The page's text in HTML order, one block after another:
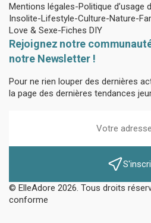
Mentions légales Politique d’usage
Insolite Lifestyle Culture Nature
Love & Sexe Fiches DIY
Rejoignez notre
notre Newsletter !
Pour ne rien louper des dernières
la page des dernières tendances
© ElleAdore 2026. Tous droits
conforme